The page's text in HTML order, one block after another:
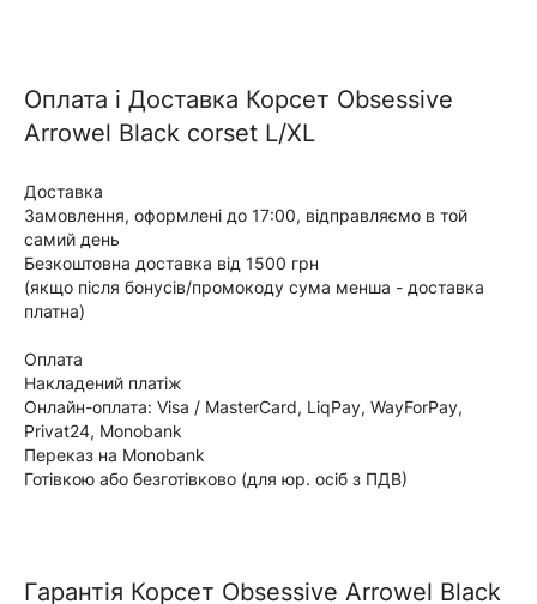
Оплата i Доставка Корсет Obsessive
Arrowel Black corset L/XL
Доставка
Замовлення, оформлені до 17:00, відправляємо в той
самий день
Безкоштовна доставка від 1500 грн
(якщо після бонусів/промокоду сума менша - доставка
платна)
Оплата
Накладений платіж
Онлайн-оплата: Visa / MasterCard, LiqPay, WayForPay,
Privat24, Monobank
Переказ на Monobank
Готівкою або безготівково (для юр. осіб з ПДВ)
Гарантія Корсет Obsessive Arrowel Black